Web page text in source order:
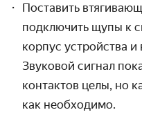
Поставить
подключить щупы к
корпус устройства и
Звуковой сигнал
контактов целы, но
как необходимо.